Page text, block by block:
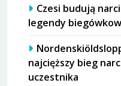
Czesi budują
legendy
najcięższy bieg
uczestnika